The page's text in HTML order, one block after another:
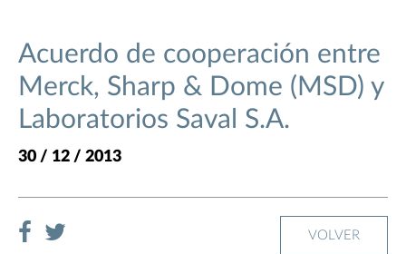
Acuerdo de cooperación entre
Merck, Sharp & Dome (MSD) y
Laboratorios Saval S.A.
30 / 12 / 2013
VOLVER